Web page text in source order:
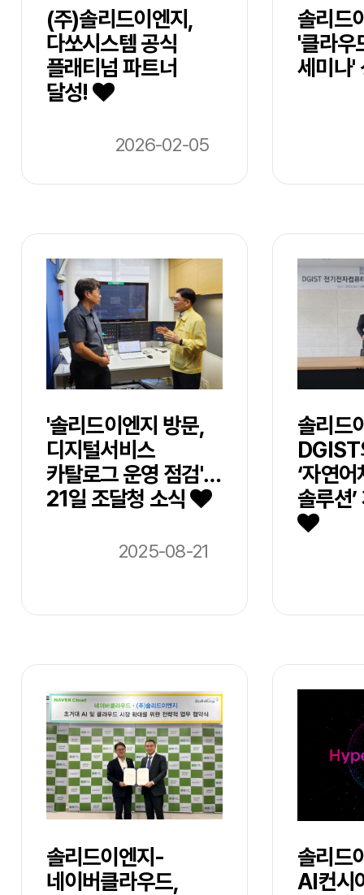
(주)솔리드이엔지,
다쏘시스템 공식
플래티넘 파트너
달성!
2026-02-05
솔리드
'클라우
세미나'
'솔리드이엔지 방문,
디지털서비스
카탈로그 운영 점검'…
21일 조달청 소식
2025-08-21
솔리드
DGIST
‘자연
솔루션
솔리드이엔지-
네이버클라우드,
솔리드
AI컨시